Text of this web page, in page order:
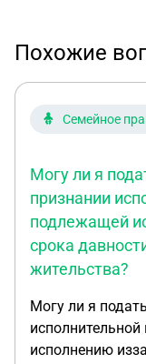
Похожие
Семейное
Могу ли я
признании
подлежащей
срока
жительства?
Могу ли я
исполнению